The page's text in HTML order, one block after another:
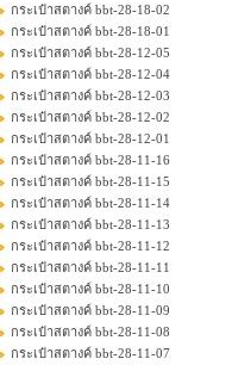
กระเป๋าสตางค์ bbt-28-18-02
กระเป๋าสตางค์ bbt-28-18-01
กระเป๋าสตางค์ bbt-28-12-05
กระเป๋าสตางค์ bbt-28-12-04
กระเป๋าสตางค์ bbt-28-12-03
กระเป๋าสตางค์ bbt-28-12-02
กระเป๋าสตางค์ bbt-28-12-01
กระเป๋าสตางค์ bbt-28-11-16
กระเป๋าสตางค์ bbt-28-11-15
กระเป๋าสตางค์ bbt-28-11-14
กระเป๋าสตางค์ bbt-28-11-13
กระเป๋าสตางค์ bbt-28-11-12
กระเป๋าสตางค์ bbt-28-11-11
กระเป๋าสตางค์ bbt-28-11-10
กระเป๋าสตางค์ bbt-28-11-09
กระเป๋าสตางค์ bbt-28-11-08
กระเป๋าสตางค์ bbt-28-11-07